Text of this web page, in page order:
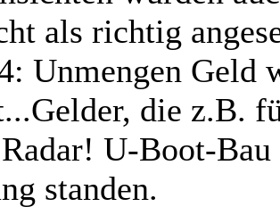
als richtig
Unmengen Geld
die z.B.
U-Boot-
standen.